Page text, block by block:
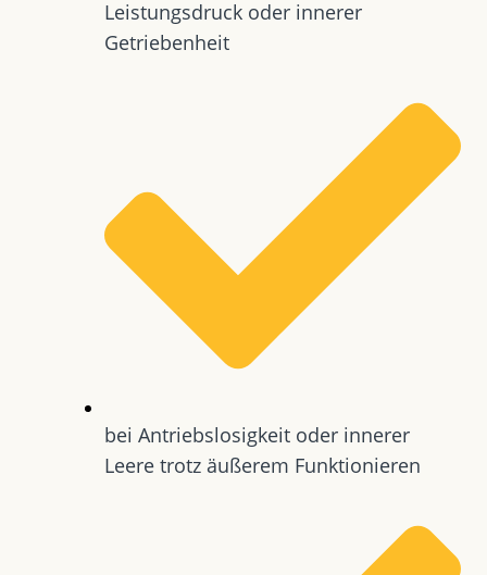
Leistungsdruck oder innerer
Getriebenheit
bei Antriebslosigkeit oder innerer
Leere trotz äußerem Funktionieren